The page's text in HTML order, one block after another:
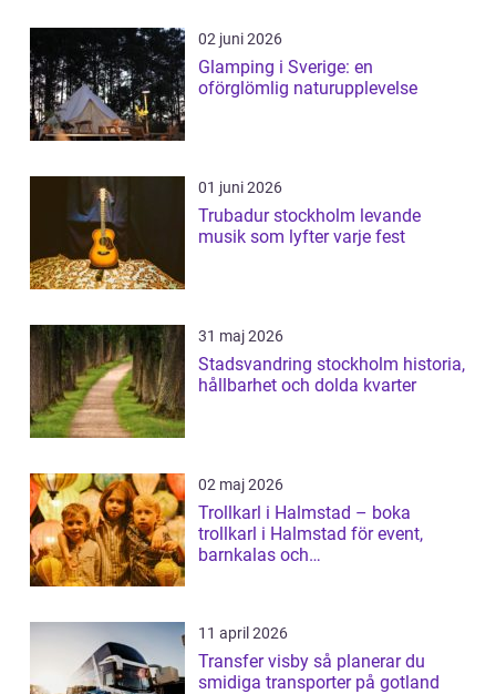
02 juni 2026
Glamping i Sverige: en
oförglömlig naturupplevelse
01 juni 2026
Trubadur stockholm levande
musik som lyfter varje fest
31 maj 2026
Stadsvandring stockholm historia,
hållbarhet och dolda kvarter
02 maj 2026
Trollkarl i Halmstad – boka
trollkarl i Halmstad för event,
barnkalas och
11 april 2026
Transfer visby så planerar du
smidiga transporter på gotland